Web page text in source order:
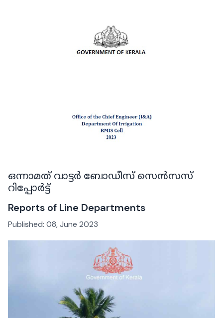
ഒന്നാമത് വാട്ടർ ബോഡീസ് സെൻസസ്
റിപ്പോർട്ട്
Reports of Line Departments
Published: 08, June 2023